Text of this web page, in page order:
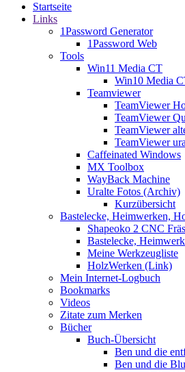
Startseite
Links
1Password Generator
1Password Web
Tools
Win11 Media CT
Win10 Media
Teamviewer
TeamViewer
TeamViewer
TeamViewer
TeamViewer
Caffeinated Windows
MX Toolbox
WayBack Machine
Uralte Fotos (Archiv)
Kurzübersicht
Bastelecke, Heimwerken,
Shapeoko 2 CNC
Bastelecke,
Meine Werkzeugliste
HolzWerken (Link)
Mein Internet-Logbuch
Bookmarks
Videos
Zitate zum Merken
Bücher
Buch-Übersicht
Ben und die
Ben und die